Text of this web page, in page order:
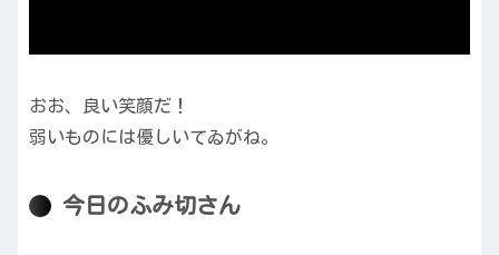
おお、良い笑顔だ！
弱いものには優しいてゐがね。
今日のふみ切さん